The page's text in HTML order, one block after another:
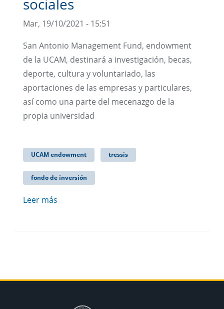
sociales
Mar, 19/10/2021 - 15:51
San Antonio Management Fund, endowment
de la UCAM, destinará a investigación, becas,
deporte, cultura y voluntariado, las
aportaciones de las empresas y particulares,
así como una parte del mecenazgo de la
propia universidad
UCAM endowment tressis
fondo de inversión
Leer más